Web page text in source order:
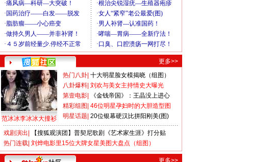
更多>>
范冰冰李冰冰大撞衫
热门八卦 十大明星脸女模揭晓（组图）
八卦爆料 刘欢与美女主持情史大曝光
第壹电影
《金钱帝国》：王晶没上进心
精彩组图 46位明星孕妇时的大胆造型图
明星话题 20位银幕硬汉比拼阳刚美(图)
戏剧演出
【搜狐观演团】普契尼歌剧《艺术家生涯》打分贴
热门连载 刘烨电影里15位大牌女星美图大盘点（组图）
更多>>